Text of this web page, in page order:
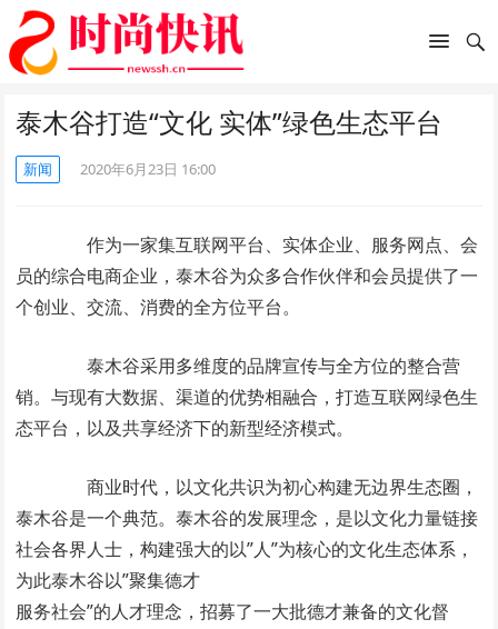
泰木谷打造“文化 实体”绿色生态平台
新闻 2020年6月23日 16:00
作为一家集互联网平台、实体企业、服务网点、会
员的综合电商企业，泰木谷为众多合作伙伴和会员提供了一
个创业、交流、消费的全方位平台。
泰木谷采用多维度的品牌宣传与全方位的整合营
销。与现有大数据、渠道的优势相融合，打造互联网绿色生
态平台，以及共享经济下的新型经济模式。
商业时代，以文化共识为初心构建无边界生态圈，
泰木谷是一个典范。泰木谷的发展理念，是以文化力量链接
社会各界人士，构建强大的以”人”为核心的文化生态体系，
为此泰木谷以”聚集德才
服务社会”的人才理念，招募了一大批德才兼备的文化督